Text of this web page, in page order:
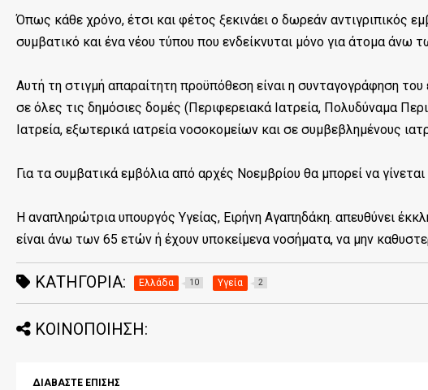
Όπως κάθε χρόνο, έτσι και φέτος ξεκινάει ο δωρεάν αντιγριπικός
συμβατικό και ένα νέου τύπου που ενδείκνυται μόνο για άτομα άνω
Αυτή τη στιγμή απαραίτητη προϋπόθεση είναι η συνταγογράφηση
σε όλες τις δημόσιες δομές (Περιφερειακά Ιατρεία, Πολυδύναμα
Ιατρεία, εξωτερικά ιατρεία νοσοκομείων και σε συμβεβλημένους
Για τα συμβατικά εμβόλια από αρχές Νοεμβρίου θα μπορεί να
Η αναπληρώτρια υπουργός Υγείας, Ειρήνη Αγαπηδάκη. απευθύνει
είναι άνω των 65 ετών ή έχουν υποκείμενα νοσήματα, να μην
ΚΑΤΗΓΟΡΊΑ: Ελλάδα 10 Υγεία 2
ΚΟΙΝΟΠΟΙΗΣΗ:
ΔΙΑΒΑΣΤΕ ΕΠΙΣΗΣ